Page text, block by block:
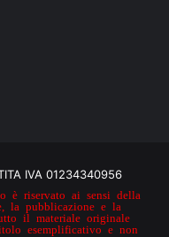
IVA 01234340956
è riservato ai sensi della
la pubblicazione e la
il materiale originale
esemplificativo e non